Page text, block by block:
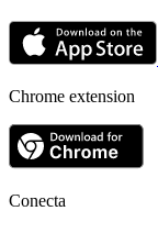
Chrome extension
Conecta